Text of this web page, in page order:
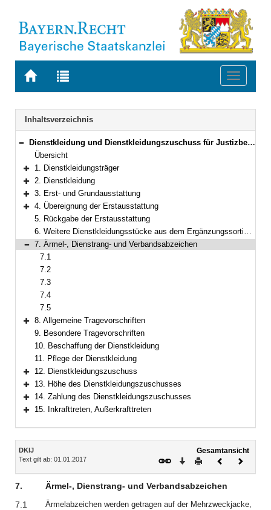
Zur
BAYERN.RECHT
Zur
letzten
Suche
Toggle
Navigation
Inhaltsverzeichnis
Bereich reduzieren
Dienstkleidung und Dienstkleidungszuschuss für Justizbedienstete
Übersicht
Bereich erweitern
1. Dienstkleidungsträger
Bereich erweitern
2. Dienstkleidung
Bereich erweitern
3. Erst- und Grundausstattung
Bereich erweitern
4. Übereignung der Erstausstattung
5. Rückgabe der Erstausstattung
6. Weitere Dienstkleidungsstücke aus dem Ergänzungssortiment
Bereich reduzieren
7. Ärmel-, Dienstrang- und Verbandsabzeichen
7.1
7.2
7.3
7.4
7.5
Bereich erweitern
8. Allgemeine Tragevorschriften
9. Besondere Tragevorschriften
10. Beschaffung der Dienstkleidung
11. Pflege der Dienstkleidung
Bereich erweitern
12. Dienstkleidungszuschuss
Bereich erweitern
13. Höhe des Dienstkleidungszuschusses
Bereich erweitern
14. Zahlung des Dienstkleidungszuschusses
15. Inkrafttreten, Außerkrafttreten
Inhalt
DKlJ
Text gilt ab: 01.01.2017
Gesamtansicht
Download
DruckenVorheriges
7.
Ärmel-, Dienstrang- und Verbandsabzeichen
7.1
Ärmelabzeichen werden getragen auf der Mehrzweckjacke,